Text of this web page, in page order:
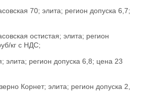
70; элита; регион допуска 6,7;
остистая; элита; регион
кг с НДС;
регион допуска 6,8; цена 23
Корнет; элита; регион допуска 2,